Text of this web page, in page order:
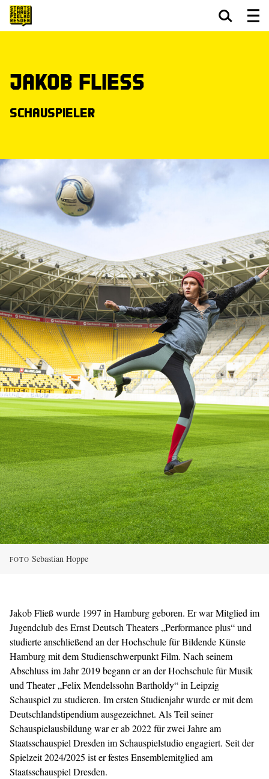
Jakob Fließ
Schauspieler
FOTO Sebastian Hoppe
Jakob Fließ wurde 1997 in Hamburg geboren. Er war Mitglied im
Jugendclub des Ernst Deutsch Theaters „Performance plus“ und
studierte anschließend an der Hochschule für Bildende Künste
Hamburg mit dem Studienschwerpunkt Film. Nach seinem
Abschluss im Jahr 2019 begann er an der Hochschule für Musik
und Theater „Felix Mendelssohn Bartholdy“ in Leipzig
Schauspiel zu studieren. Im ersten Studienjahr wurde er mit dem
Deutschlandstipendium ausgezeichnet. Als Teil seiner
Schauspielausbildung war er ab 2022 für zwei Jahre am
Staatsschauspiel Dresden im Schauspielstudio engagiert. Seit der
Spielzeit 2024/2025 ist er festes Ensemblemitglied am
Staatsschauspiel Dresden.